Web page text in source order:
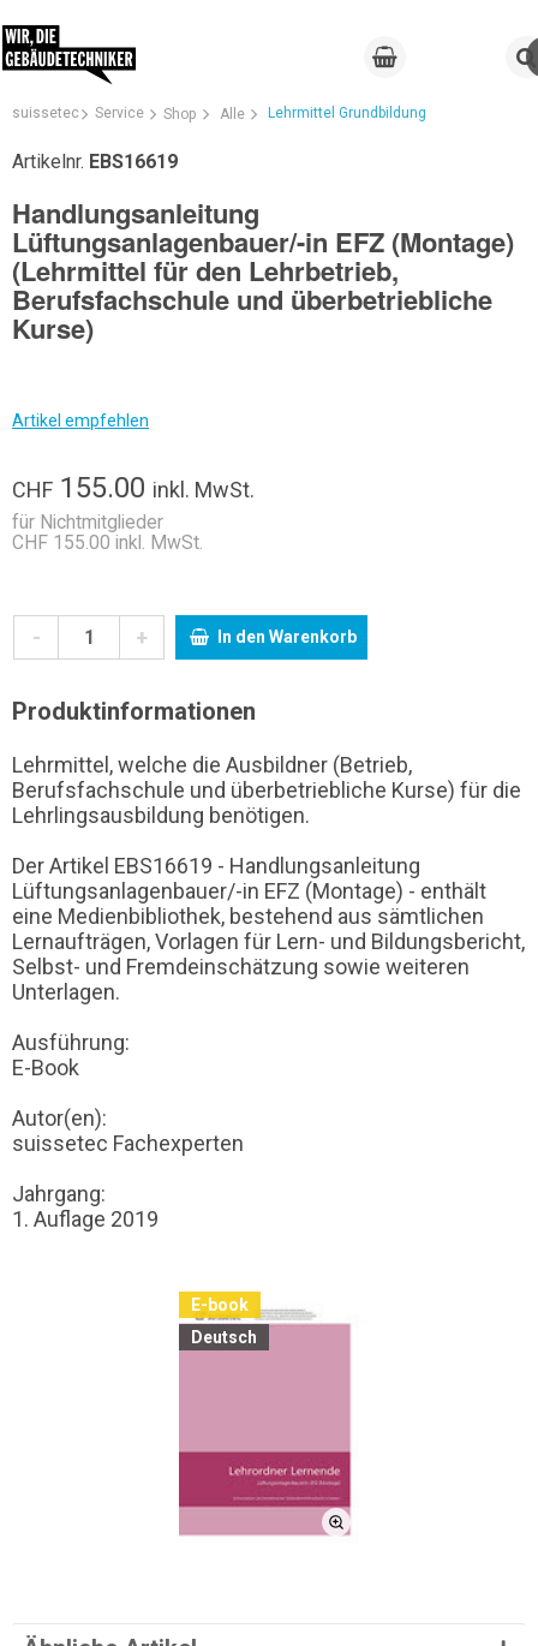
suissetec Service Shop Alle Lehrmittel Grundbildung
Artikelnr. EBS16619
Handlungsanleitung
Lüftungsanlagenbauer/-in EFZ (Montage)
(Lehrmittel für den Lehrbetrieb,
Berufsfachschule und überbetriebliche
Kurse)
Artikel empfehlen
CHF 155.00 inkl. MwSt.
für Nichtmitglieder
CHF 155.00 inkl. MwSt.
- + In den Warenkorb
Produktinformationen
Lehrmittel, welche die Ausbildner (Betrieb,
Berufsfachschule und überbetriebliche Kurse) für die
Lehrlingsausbildung benötigen.
Der Artikel EBS16619 - Handlungsanleitung
Lüftungsanlagenbauer/-in EFZ (Montage) - enthält
eine Medienbibliothek, bestehend aus sämtlichen
Lernaufträgen, Vorlagen für Lern- und Bildungsbericht,
Selbst- und Fremdeinschätzung sowie weiteren
Unterlagen.
Ausführung:
E-Book
Autor(en):
suissetec Fachexperten
Jahrgang:
1. Auflage 2019
E-book
Deutsch